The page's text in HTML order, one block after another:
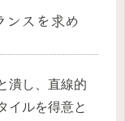
ンスを求め
潰し、直線的
イルを得意と